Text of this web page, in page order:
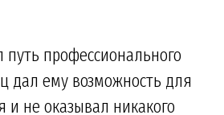
профессионального
дал ему возможность для
и не оказывал никакого